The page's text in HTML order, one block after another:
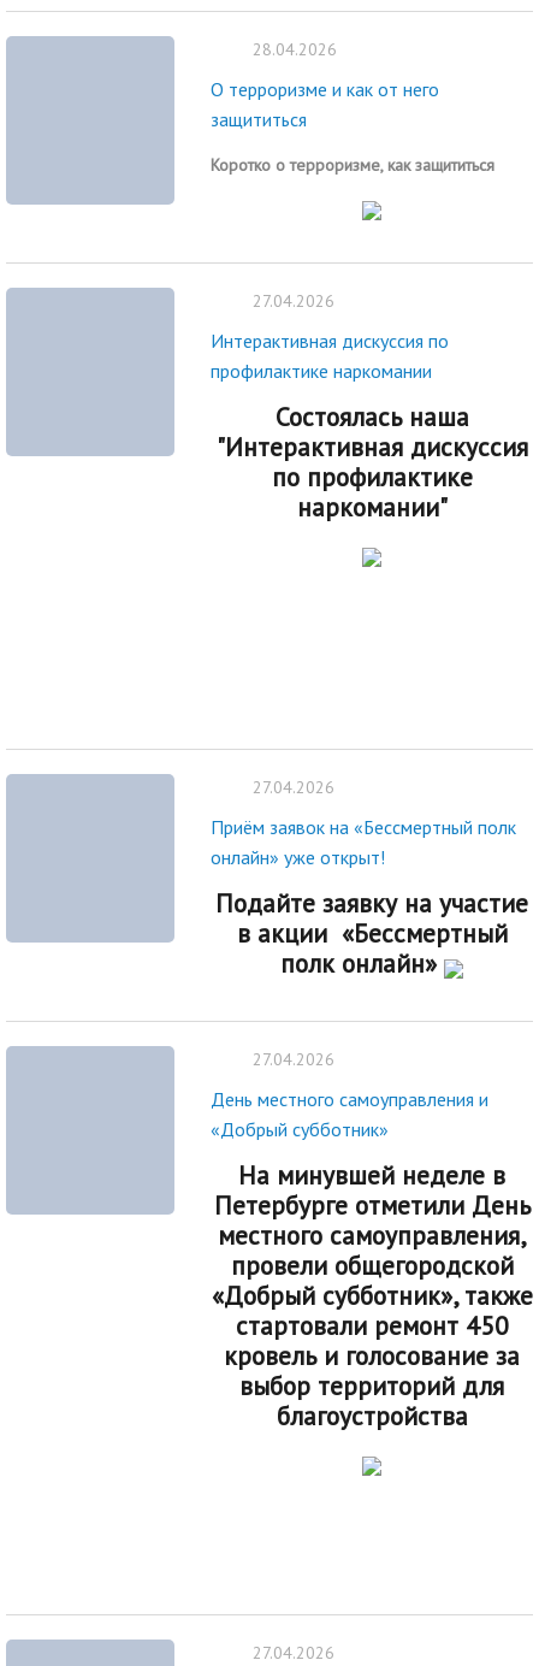
28.04.2026
О терроризме и как от него
защититься
Коротко о терроризме, как защититься
27.04.2026
Интерактивная дискуссия по
профилактике наркомании
Состоялась наша
"Интерактивная дискуссия
по профилактике
наркомании"
27.04.2026
Приём заявок на «Бессмертный полк
онлайн» уже открыт!
Подайте заявку на участие
в акции «Бессмертный
полк онлайн»
27.04.2026
День местного самоуправления и
«Добрый субботник»
На минувшей неделе в
Петербурге отметили День
местного самоуправления,
провели общегородской
«Добрый субботник», также
стартовали ремонт 450
кровель и голосование за
выбор территорий для
благоустройства
27.04.2026